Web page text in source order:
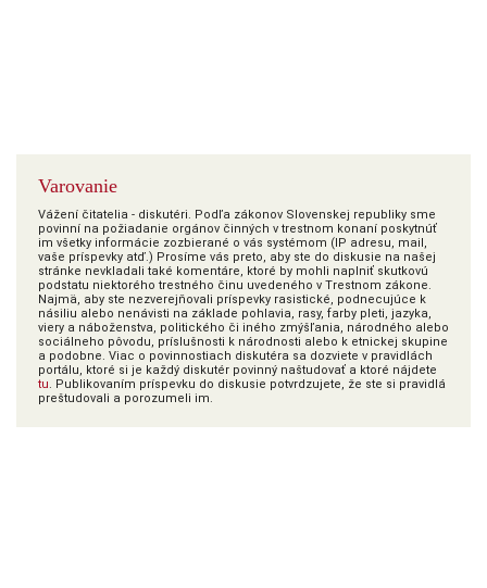
Varovanie
Vážení čitatelia - diskutéri. Podľa zákonov Slovenskej republiky sme
povinní na požiadanie orgánov činných v trestnom konaní poskytnúť
im všetky informácie zozbierané o vás systémom (IP adresu, mail,
vaše príspevky atď.) Prosíme vás preto, aby ste do diskusie na našej
stránke nevkladali také komentáre, ktoré by mohli naplniť skutkovú
podstatu niektorého trestného činu uvedeného v Trestnom zákone.
Najmä, aby ste nezverejňovali príspevky rasistické, podnecujúce k
násiliu alebo nenávisti na základe pohlavia, rasy, farby pleti, jazyka,
viery a náboženstva, politického či iného zmýšľania, národného alebo
sociálneho pôvodu, príslušnosti k národnosti alebo k etnickej skupine
a podobne. Viac o povinnostiach diskutéra sa dozviete v pravidlách
portálu, ktoré si je každý diskutér povinný naštudovať a ktoré nájdete
tu. Publikovaním príspevku do diskusie potvrdzujete, že ste si pravidlá
preštudovali a porozumeli im.